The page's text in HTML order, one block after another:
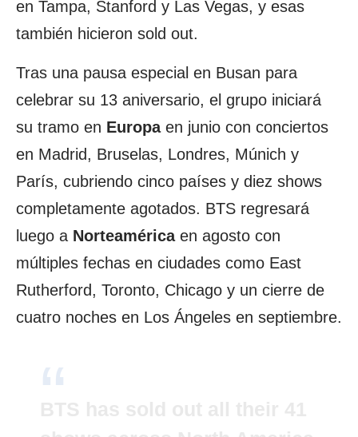
en Tampa, Stanford y Las Vegas, y esas
también hicieron sold out.
Tras una pausa especial en Busan para
celebrar su 13 aniversario, el grupo iniciará
su tramo en Europaen junio con conciertos
en Madrid, Bruselas, Londres, Múnich y
París, cubriendo cinco países y diez shows
completamente agotados. BTS regresará
luego a Norteaméricaen agosto con
múltiples fechas en ciudades como East
Rutherford, Toronto, Chicago y un cierre de
cuatro noches en Los Ángeles en septiembre.